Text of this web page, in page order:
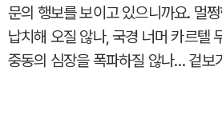
문의 행보를 보이고 있으니까요. 멀
납치해 오질 않나, 국경 너머 카르텔
중동의 심장을 폭파하질 않나… 겉